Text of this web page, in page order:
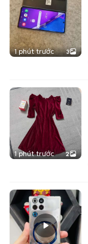
1 phút trước 3
1 phút trước 2